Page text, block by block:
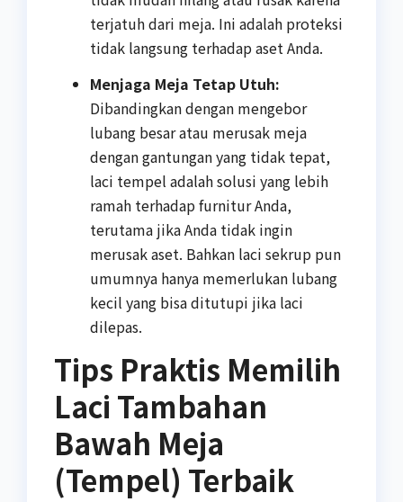
terjatuh dari meja. Ini adalah proteksi
tidak langsung terhadap aset Anda.
Menjaga Meja Tetap Utuh:
Dibandingkan dengan mengebor
lubang besar atau merusak meja
dengan gantungan yang tidak tepat,
laci tempel adalah solusi yang lebih
ramah terhadap furnitur Anda,
terutama jika Anda tidak ingin
merusak aset. Bahkan laci sekrup pun
umumnya hanya memerlukan lubang
kecil yang bisa ditutupi jika laci
dilepas.
Tips Praktis Memilih
Laci Tambahan
Bawah Meja
(Tempel) Terbaik